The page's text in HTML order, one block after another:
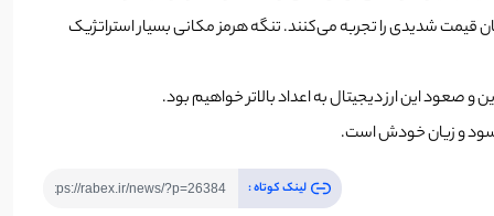
قیمت شدیدی را تجربه می‌کنند. تنگه هرمز مکانی بسیار استراتژیک
این ارز دیجیتال به اعداد بالاتر خواهیم بود.
سود و زیان خودش است.
لینک کوتاه :